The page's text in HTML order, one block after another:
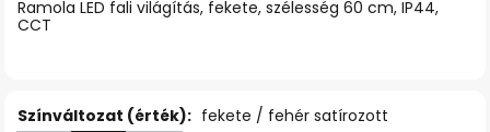
Ramola LED fali világítás, fekete, szélesség 60 cm, IP44,
CCT
Színváltozat (érték): fekete / fehér satírozott